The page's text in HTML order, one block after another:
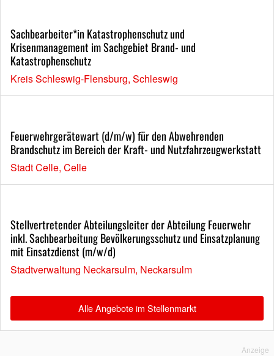
Sachbearbeiter*in Katastrophenschutz und
Krisenmanagement im Sachgebiet Brand- und
Katastrophenschutz
Kreis Schleswig-Flensburg, Schleswig
Feuerwehrgerätewart (d/m/w) für den Abwehrenden
Brandschutz im Bereich der Kraft- und Nutzfahrzeugwerkstatt
Stadt Celle, Celle
Stellvertretender Abteilungsleiter der Abteilung Feuerwehr
inkl. Sachbearbeitung Bevölkerungsschutz und Einsatzplanung
mit Einsatzdienst (m/w/d)
Stadtverwaltung Neckarsulm, Neckarsulm
Alle Angebote im Stellenmarkt
Anzeige